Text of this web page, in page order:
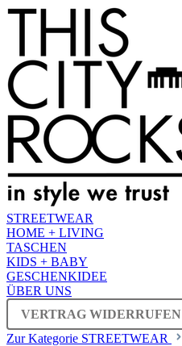
STREETWEAR
HOME + LIVING
TASCHEN
KIDS + BABY
GESCHENKIDEE
ÜBER UNS
VERTRAG WIDERRUFEN
Zur Kategorie STREETWEAR